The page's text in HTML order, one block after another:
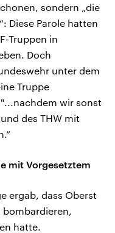
sondern „die
Diese Parole hatten
Truppen in
Doch
unter dem
Truppe
wir sonst
des THW mit
mit Vorgesetztem
ergab, dass Oberst
hatte.